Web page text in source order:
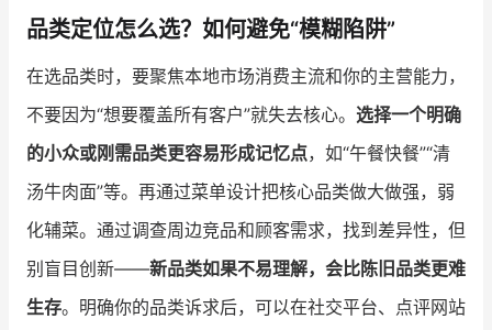
品类定位怎么选？如何避免“模糊陷阱”
在选品类时，要聚焦本地市场消费主流和你的主营能力，
不要因为“想要覆盖所有客户”就失去核心。 选择一个明确
的小众或刚需品类更容易形成记忆点，如“午餐快餐”“清
汤牛肉面”等。再通过菜单设计把核心品类做大做强，弱
化辅菜。通过调查周边竞品和顾客需求，找到差异性，但
别盲目创新——新品类如果不易理解，会比陈旧品类更难
生存。明确你的品类诉求后，可以在社交平台、点评网站